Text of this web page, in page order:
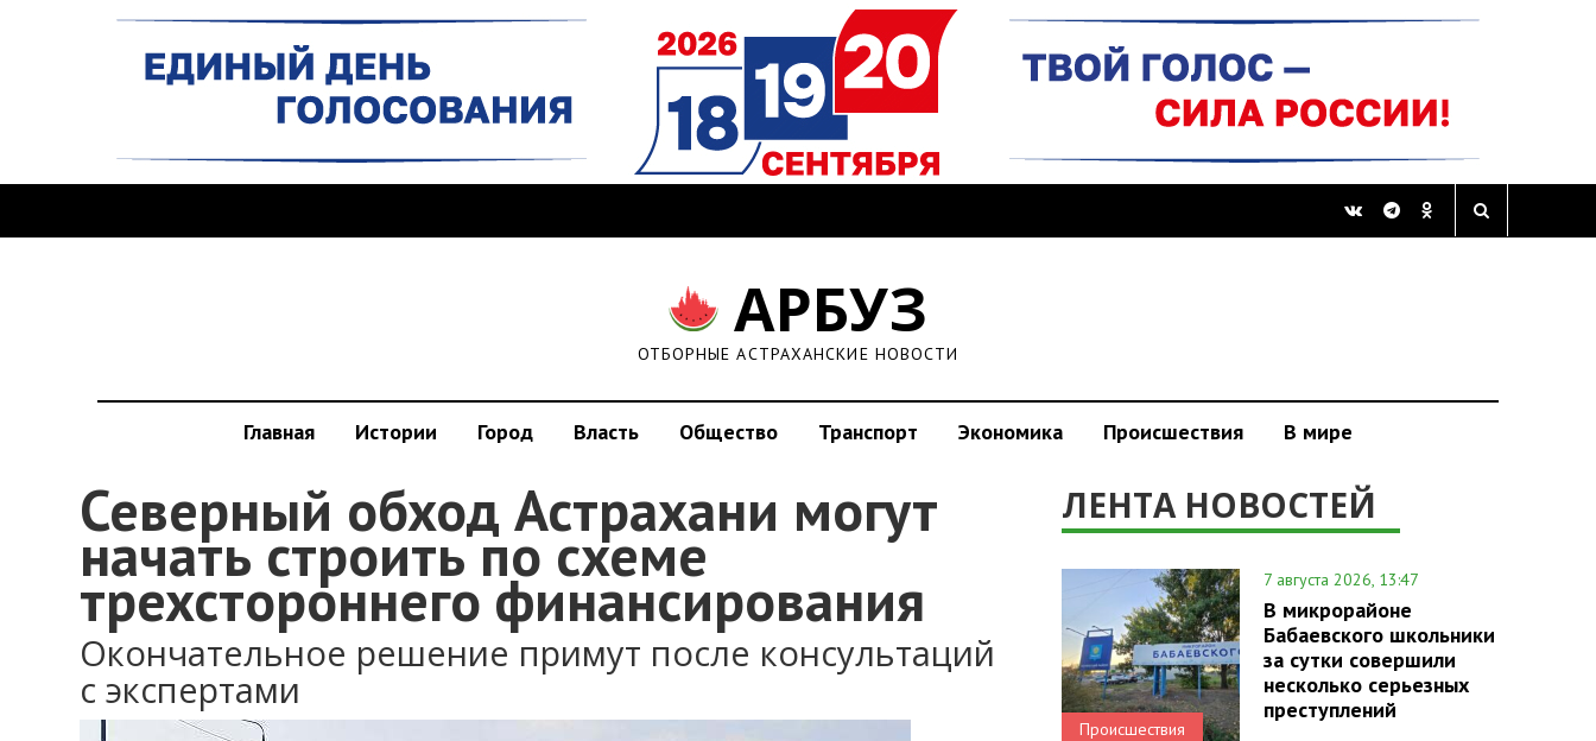
АРБУЗ
ОТБОРНЫЕ АСТРАХАНСКИЕ НОВОСТИ
Главная Истории Город Власть Общество Транспорт Экономика Происшествия В мире
Северный обход Астрахани могут
начать строить по схеме
трехстороннего финансирования
Окончательное решение примут после консультаций
с экспертами
ЛЕНТА НОВОСТЕЙ
Происшествия
7 августа 2026, 13:47
В микрорайоне
Бабаевского школьники
за сутки совершили
несколько серьезных
преступлений